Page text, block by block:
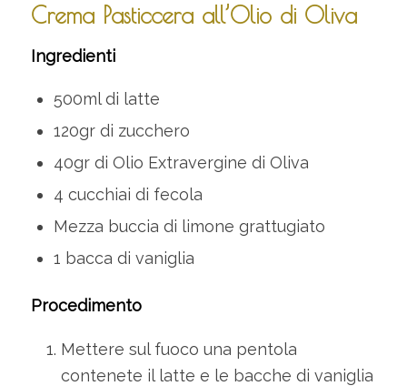
Crema Pasticcera all’Olio di Oliva
Ingredienti
500ml di latte
120gr di zucchero
40gr di Olio Extravergine di Oliva
4 cucchiai di fecola
Mezza buccia di limone grattugiato
1 bacca di vaniglia
Procedimento
Mettere sul fuoco una pentola
contenete il latte e le bacche di vaniglia